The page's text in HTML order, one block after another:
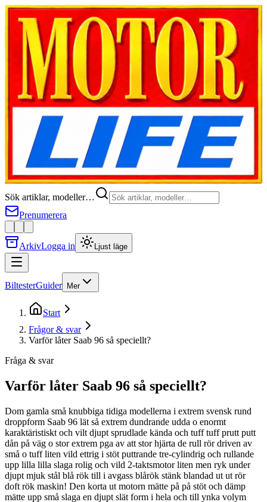
Sök artiklar, modeller…
Prenumerera
ArkivLogga in Ljust läge
BiltesterGuider Mer
Start
Frågor & svar
Varför låter Saab 96 så speciellt?
Fråga & svar
Varför låter Saab 96 så speciellt?
Dom gamla små knubbiga tidiga modellerna i extrem svensk rund
droppform Saab 96 lät så extrem dundrande udda o enormt
karaktäristiskt och vilt djupt sprudlade kända och tuff tuff prutt putt
dån på väg o stor extrem pga av att stor hjärta de rull rör driven av
små o tuff liten vild ettrig i stöt puttrande tre-cylindrig och rullande
upp lilla lilla slaga rolig och vild 2-taktsmotor liten men ryk under
djupt mjuk stål blå rök till i avgass blårök stänk blandad ut ut rör
doft rök maskin! Den korta ut motorn mätte på på stöt och dämp
mätte upp små slaga en djupt slät form i hela och till ynka volym